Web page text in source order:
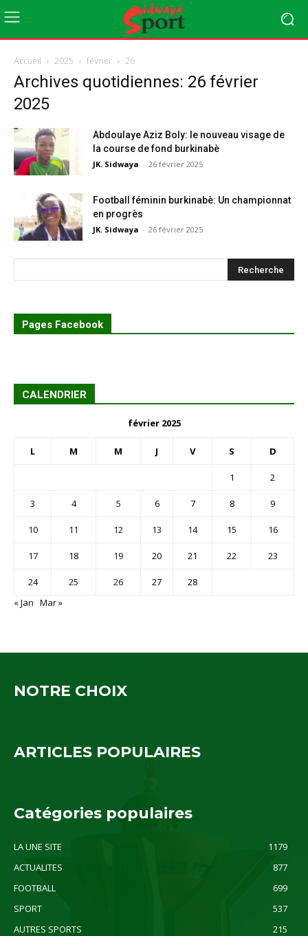
Accueil 2025 février 26
Archives quotidiennes: 26 février
2025
Abdoulaye Aziz Boly: le nouveau visage de
la course de fond burkinabè
JK. Sidwaya - 26 février 2025
Football féminin burkinabè: Un championnat
en progrès
JK. Sidwaya - 26 février 2025
Pages Facebook
CALENDRIER
février 2025
L M M J V S D
1 2
3 4 5 6 7 8 9
10 11 12 13 14 15 16
17 18 19 20 21 22 23
24 25 26 27
28
« Jan Mar »
NOTRE CHOIX
ARTICLES POPULAIRES
Catégories populaires
LA UNE SITE
1179
ACTUALITES
877
FOOTBALL
699
SPORT
537
AUTRES SPORTS
215